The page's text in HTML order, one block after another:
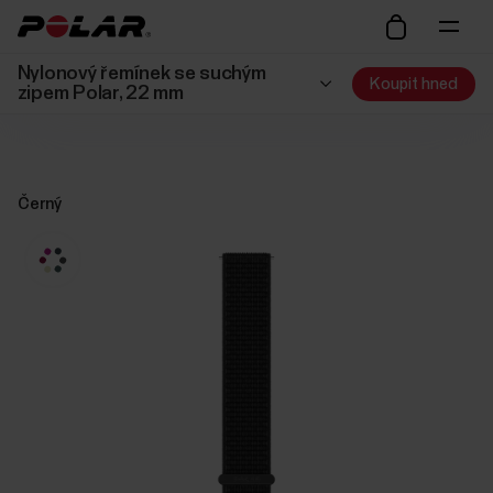
Nylonový řemínek se suchým
zipem Polar, 22 mm
Koupit hned
Černý